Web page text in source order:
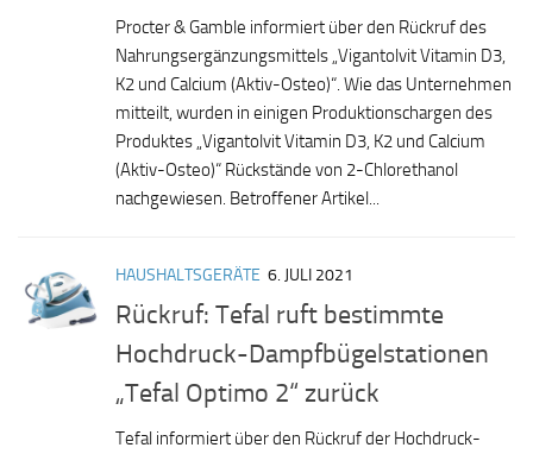
Procter & Gamble informiert über den Rückruf des
Nahrungsergänzungsmittels „Vigantolvit Vitamin D3,
K2 und Calcium (Aktiv-Osteo)“. Wie das Unternehmen
mitteilt, wurden in einigen Produktionschargen des
Produktes „Vigantolvit Vitamin D3, K2 und Calcium
(Aktiv-Osteo)“ Rückstände von 2-Chlorethanol
nachgewiesen. Betroffener Artikel...
HAUSHALTSGERÄTE 6. JULI 2021
Rückruf: Tefal ruft bestimmte
Hochdruck-Dampfbügelstationen
„Tefal Optimo 2“ zurück
Tefal informiert über den Rückruf der Hochdruck-